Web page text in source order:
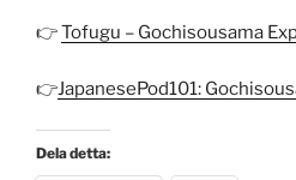
👉Tofugu – Gochisousama
👉JapanesePod101:
Dela detta: